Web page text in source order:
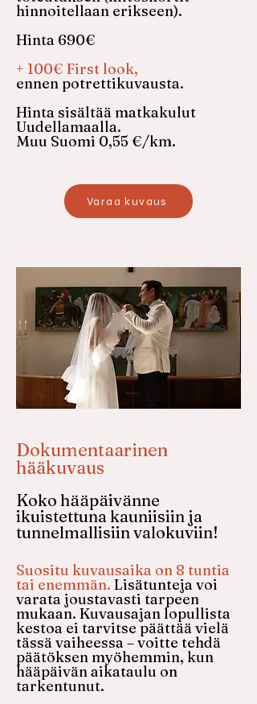
hinnoitellaan erikseen).
Hinta 690€
+ 100€ First look,
ennen potrettikuvausta.
Hinta sisältää matkakulut
Uudellamaalla.​
Muu Suomi 0,55 €/km.
Varaa kuvaus
Dokumentaarinen
hääkuvaus
Koko hääpäivänne
ikuistettuna kauniisiin ja
tunnelmallisiin valokuviin!
Suositu kuvausaika on 8 tuntia
tai enemmän. Lisätunteja voi
varata joustavasti tarpeen
mukaan. Kuvausajan lopullista
kestoa ei tarvitse päättää vielä
tässä vaiheessa – voitte tehdä
päätöksen myöhemmin, kun
hääpäivän aikataulu on
tarkentunut.